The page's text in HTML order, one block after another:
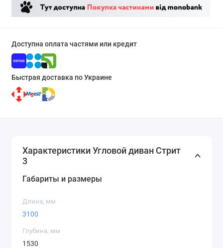
Доступна оплата частями или кредит
Быстрая доставка по Украине
Характеристики Угловой диван Стрит
3
Габариты и размеры
Длина, мм
3100
Глубина, мм
1530